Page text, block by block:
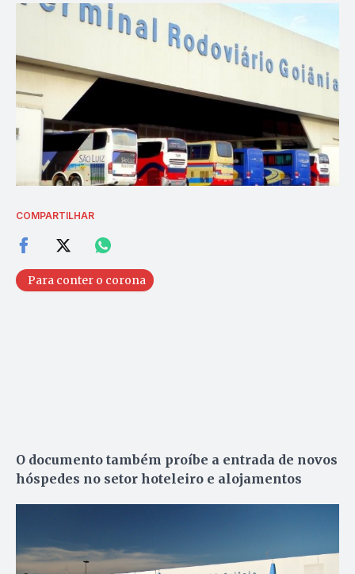
COMPARTILHAR
Para conter o corona
O documento também proíbe a entrada de novos
hóspedes no setor hoteleiro e alojamentos